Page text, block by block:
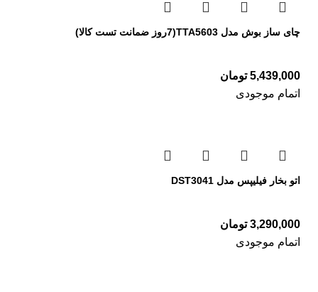
چای ساز بوش مدل TTA5603(7روز ضمانت تست کالا)
5,439,000 تومان
اتمام موجودی
اتو بخار فیلیپس مدل DST3041
3,290,000 تومان
اتمام موجودی